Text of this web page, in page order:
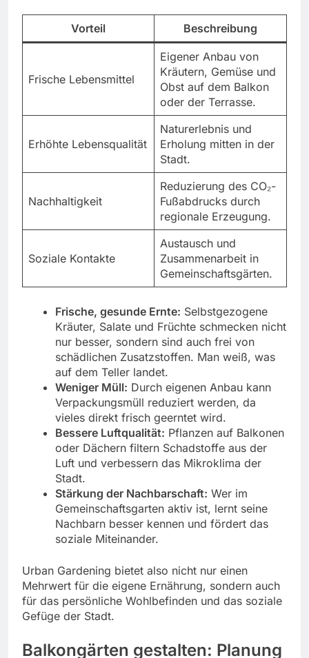
Vorteil Beschreibung
Frische Lebensmittel
Eigener Anbau von
Kräutern, Gemüse und
Obst auf dem Balkon
oder der Terrasse.
Erhöhte Lebensqualität
Naturerlebnis und
Erholung mitten in der
Stadt.
Nachhaltigkeit
Reduzierung des CO₂-
Fußabdrucks durch
regionale Erzeugung.
Soziale Kontakte
Austausch und
Zusammenarbeit in
Gemeinschaftsgärten.
Frische, gesunde Ernte: Selbstgezogene
Kräuter, Salate und Früchte schmecken nicht
nur besser, sondern sind auch frei von
schädlichen Zusatzstoffen. Man weiß, was
auf dem Teller landet.
Weniger Müll: Durch eigenen Anbau kann
Verpackungsmüll reduziert werden, da
vieles direkt frisch geerntet wird.
Bessere Luftqualität: Pflanzen auf Balkonen
oder Dächern filtern Schadstoffe aus der
Luft und verbessern das Mikroklima der
Stadt.
Stärkung der Nachbarschaft: Wer im
Gemeinschaftsgarten aktiv ist, lernt seine
Nachbarn besser kennen und fördert das
soziale Miteinander.
Urban Gardening bietet also nicht nur einen
Mehrwert für die eigene Ernährung, sondern auch
für das persönliche Wohlbefinden und das soziale
Gefüge der Stadt.
Balkongärten gestalten: Planung